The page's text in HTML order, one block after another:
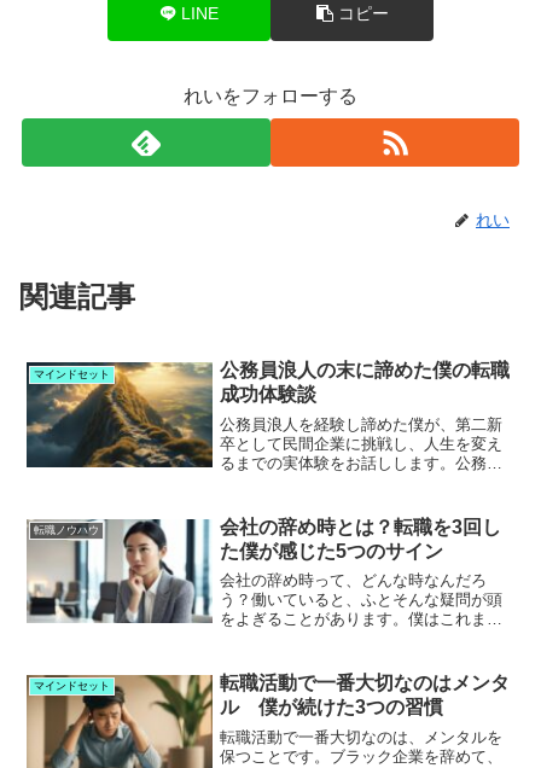
LINE コピー
れいをフォローする
れい
関連記事
マインドセット
公務員浪人の末に諦めた僕の転職
成功体験談
公務員浪人を経験し諦めた僕が、第二新
卒として民間企業に挑戦し、人生を変え
るまでの実体験をお話しします。公務員
を続けました。それでも結果は不合格。
悔しさと絶望感に包ま...
転職ノウハウ
会社の辞め時とは？転職を3回し
た僕が感じた5つのサイン
会社の辞め時って、どんな時なんだろ
う？働いていると、ふとそんな疑問が頭
をよぎることがあります。僕はこれまで
と思う瞬間がありました。この記事で
は、僕が実際に感じた「会社を...
マインドセット
転職活動で一番大切なのはメンタ
ル 僕が続けた3つの習慣
転職活動で一番大切なのは、メンタルを
保つことです。ブラック企業を辞めて、